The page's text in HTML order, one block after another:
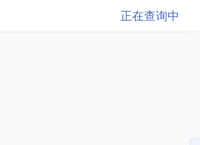
正在查询中